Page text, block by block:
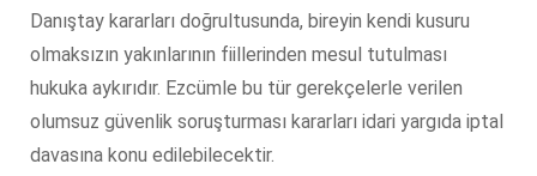
Danıştay kararları doğrultusunda, bireyin kendi kusuru
olmaksızın yakınlarının fiillerinden mesul tutulması
hukuka aykırıdır. Ezcümle bu tür gerekçelerle verilen
olumsuz güvenlik soruşturması kararları idari yargıda iptal
davasına konu edilebilecektir.